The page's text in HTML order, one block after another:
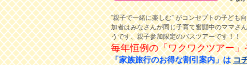
”親子で一緒に楽しむ” がコンセプトの子ども
加者はみなさんが同じ子育て奮闘中のママさ
うです、親子参加限定のバスツアーです！！
毎年恒例の「ワクワクツアー
「家族旅行のお得な割引案内」はコ